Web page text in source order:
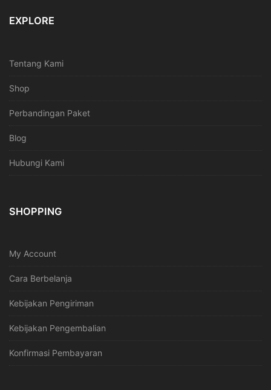
EXPLORE
Tentang Kami
Shop
Perbandingan Paket
Blog
Hubungi Kami
SHOPPING
My Account
Cara Berbelanja
Kebijakan Pengiriman
Kebijakan Pengembalian
Konfirmasi Pembayaran